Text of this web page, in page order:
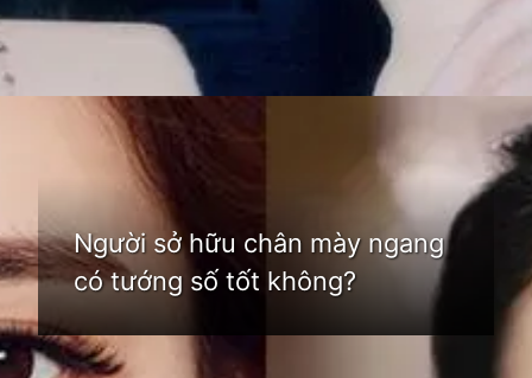
Đang mở https://idep.edu.vn/chan-may-ngang-83
Người sở hữu chân mày ngang
có tướng số tốt không?